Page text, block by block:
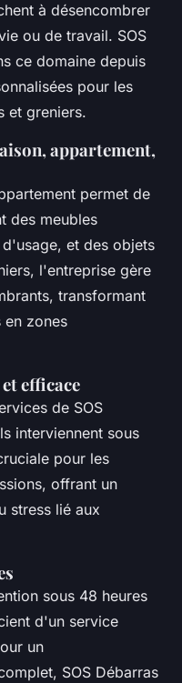
à désencombrer
ou de travail. SOS
ce domaine depuis
pour les
et greniers.
appartement,
permet de
des meubles
et des objets
l'entreprise gère
transformant
en zones
efficace
de SOS
interviennent sous
pour les
offrant un
stress lié aux
sous 48 heures
d'un service
un
SOS Débarras